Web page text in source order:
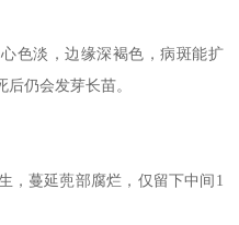
色淡，边缘深褐色，病斑能扩
仍会发芽长苗。
，蔓延蔸部腐烂，仅留下中间1